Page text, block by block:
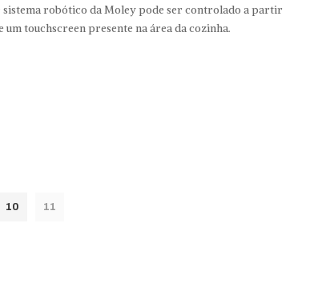
sistema robótico da Moley pode ser controlado a partir
um touchscreen presente na área da cozinha.
10 11